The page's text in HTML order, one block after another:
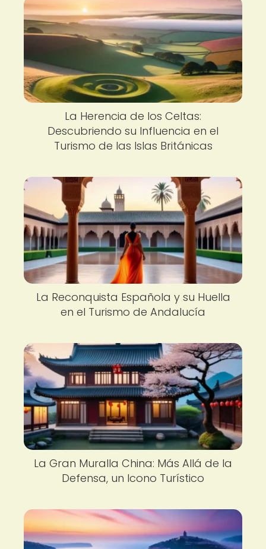
La Herencia de los Celtas:
Descubriendo su Influencia en el
Turismo de las Islas Británicas
La Reconquista Española y su Huella
en el Turismo de Andalucía
La Gran Muralla China: Más Allá de la
Defensa, un Icono Turístico